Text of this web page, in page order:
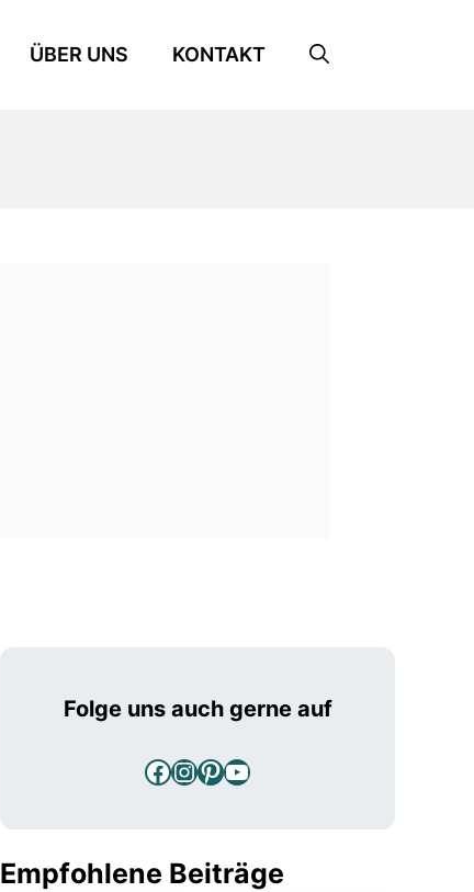
ÜBER UNS KONTAKT
Folge uns auch gerne auf
Facebook
Instagram
Pinterest
YouTube
Empfohlene Beiträge